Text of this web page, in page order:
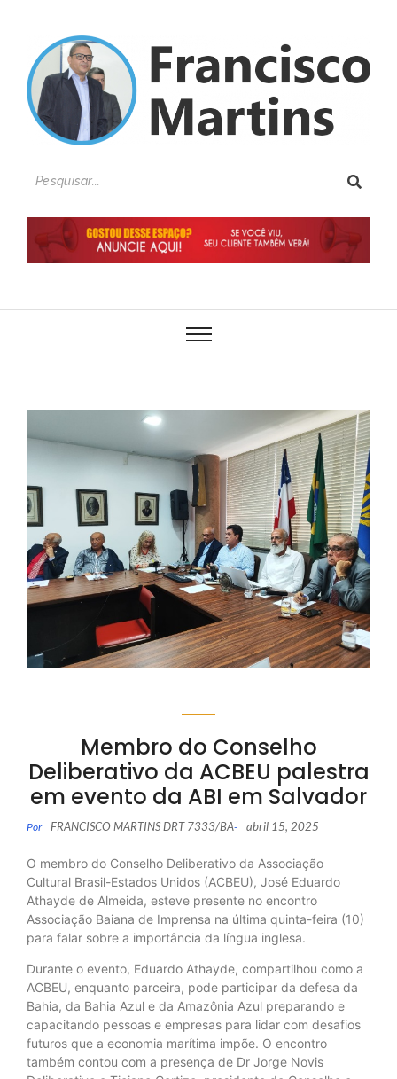
Membro do Conselho
Deliberativo da ACBEU palestra
em evento da ABI em Salvador
Por FRANCISCO MARTINS DRT 7333/BA- abril 15, 2025
O membro do Conselho Deliberativo da Associação
Cultural Brasil-Estados Unidos (ACBEU), José Eduardo
Athayde de Almeida, esteve presente no encontro
Associação Baiana de Imprensa na última quinta-feira (10)
para falar sobre a importância da língua inglesa.
Durante o evento, Eduardo Athayde, compartilhou como a
ACBEU, enquanto parceira, pode participar da defesa da
Bahia, da Bahia Azul e da Amazônia Azul preparando e
capacitando pessoas e empresas para lidar com desafios
futuros que a economia marítima impõe. O encontro
também contou com a presença de Dr Jorge Novis